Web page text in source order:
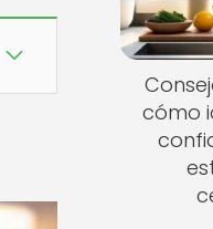
cómo